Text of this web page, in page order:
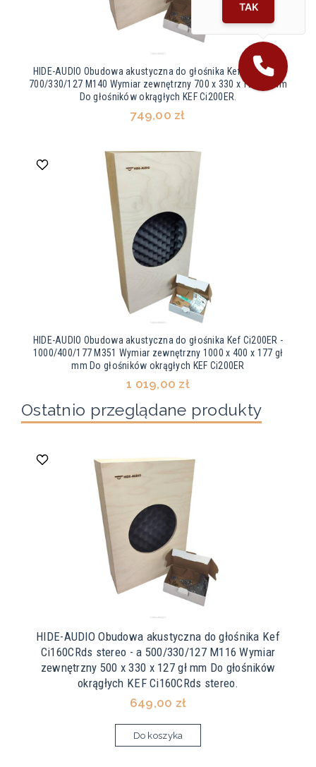
HIDE-AUDIO Obudowa akustyczna do głośnika Kef Ci200ER -
700/330/127 M140 Wymiar zewnętrzny 700 x 330 x 127 gł mm
Do głośników okrągłych KEF Ci200ER.
749,00 zł
HIDE-AUDIO Obudowa akustyczna do głośnika Kef Ci200ER -
1000/400/177 M351 Wymiar zewnętrzny 1000 x 400 x 177 gł
mm Do głośników okrągłych KEF Ci200ER
1 019,00 zł
Ostatnio przeglądane produkty
HIDE-AUDIO Obudowa akustyczna do głośnika Kef
Ci160CRds stereo - a 500/330/127 M116 Wymiar
zewnętrzny 500 x 330 x 127 gł mm Do głośników
okrągłych KEF Ci160CRds stereo.
649,00 zł
Do koszyka
TAK